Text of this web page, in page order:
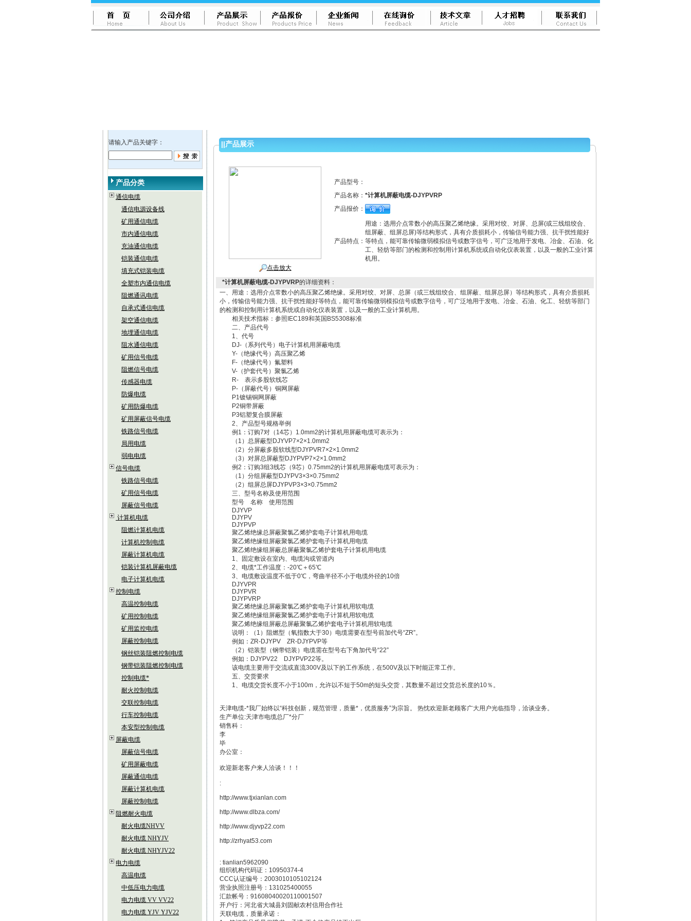
请输入产品关键字：
产品分类
通信电缆
通信电源设备线
矿用通信电缆
市内通信电缆
充油通信电缆
铠装通信电缆
填充式铠装电缆
全塑市内通信电缆
阻燃通讯电缆
自承式通信电缆
架空通信电缆
地埋通信电缆
阻水通信电缆
矿用信号电缆
阻燃信号电缆
传感器电缆
防爆电缆
矿用防爆电缆
矿用屏蔽信号电缆
铁路信号电缆
局用电缆
弱电电缆
信号电缆
铁路信号电缆
矿用信号电缆
屏蔽信号电缆
计算机电缆
阻燃计算机电缆
计算机控制电缆
屏蔽计算机电缆
铠装计算机屏蔽电缆
电子计算机电缆
控制电缆
高温控制电缆
矿用控制电缆
矿用监控电缆
屏蔽控制电缆
钢丝铠装阻燃控制电缆
钢带铠装阻燃控制电缆
控制电缆*
耐火控制电缆
交联控制电缆
行车控制电缆
本安型控制电缆
屏蔽电缆
屏蔽信号电缆
矿用屏蔽电缆
屏蔽通信电缆
屏蔽计算机电缆
屏蔽控制电缆
阻燃耐火电缆
耐火电缆NHVV
耐火电缆 NHYJV
耐火电缆 NHYJV22
电力电缆
高温电缆
中低压电力电缆
电力电缆 VV VV22
电力电缆 YJV YJV22
||产品展示
点击放大
产品型号：
产品名称： *计算机屏蔽电缆-DJYPVRP
产品报价：
产品特点：
用途：选用介点常数小的高压聚乙烯绝缘。采用对绞、对屏、总屏(或三线组绞合、
组屏蔽、组屏总屏)等结构形式，具有介质损耗小，传输信号能力强、抗干扰性能好
等特点，能可靠传输微弱模拟信号或数字信号，可广泛地用于发电、冶金、石油、化
工、轻纺等部门的检测和控制用计算机系统或自动化仪表装置，以及一般的工业计算
机用。
*计算机屏蔽电缆-DJYPVRP的详细资料：
一、用途：选用介点常数小的高压聚乙烯绝缘。采用对绞、对屏、总屏（或三线组绞合、组屏蔽、组屏总屏）等结构形式，具有介质损耗
小，传输信号能力强、抗干扰性能好等特点，能可靠传输微弱模拟信号或数字信号，可广泛地用于发电、冶金、石油、化工、轻纺等部门
的检测和控制用计算机系统或自动化仪表装置，以及一般的工业计算机用。
相关技术指标：参照IEC189和英国BS5308标准
二、产品代号
1、代号
DJ-（系列代号）电子计算机用屏蔽电缆
Y-（绝缘代号）高压聚乙烯
F-（绝缘代号）氟塑料
V-（护套代号）聚氯乙烯
R- 表示多股软线芯
P-（屏蔽代号）铜网屏蔽
P1镀锡铜网屏蔽
P2铜带屏蔽
P3铝塑复合膜屏蔽
2、产品型号规格举例
例1：订购7对（14芯）1.0mm2的计算机用屏蔽电缆可表示为：
（1）总屏蔽型DJYVP7×2×1.0mm2
（2）分屏蔽多股软线型DJYPVR7×2×1.0mm2
（3）对屏总屏蔽型DJYPVP7×2×1.0mm2
例2：订购3组3线芯（9芯）0.75mm2的计算机用屏蔽电缆可表示为：
（1）分组屏蔽型DJYPV3×3×0.75mm2
（2）组屏总屏DJYPVP3×3×0.75mm2
三、型号名称及使用范围
型号 名称 使用范围
DJYVP
DJYPV
DJYPVP
聚乙烯绝缘总屏蔽聚氯乙烯护套电子计算机用电缆
聚乙烯绝缘组屏蔽聚氯乙烯护套电子计算机用电缆
聚乙烯绝缘组屏蔽总屏蔽聚氯乙烯护套电子计算机用电缆
1、固定敷设在室内、电缆沟或管道内
2、电缆*工作温度：-20℃＋65℃
3、电缆敷设温度不低于0℃，弯曲半径不小于电缆外径的10倍
DJYVPR
DJYPVR
DJYPVRP
聚乙烯绝缘总屏蔽聚氯乙烯护套电子计算机用软电缆
聚乙烯绝缘组屏蔽聚氯乙烯护套电子计算机用软电缆
聚乙烯绝缘组屏蔽总屏蔽聚氯乙烯护套电子计算机用软电缆
说明：（1）阻燃型（氧指数大于30）电缆需要在型号前加代号“ZR”。
例如：ZR-DJYPV ZR-DJYPVP等
（2）铠装型（钢带铠装）电缆需在型号右下角加代号“22”
例如：DJYPV22 DJYPVP22等。
该电缆主要用于交流或直流300V及以下的工作系统，在500V及以下时能正常工作。
五、交货要求
1、电缆交货长度不小于100m，允许以不短于50m的短头交货，其数量不超过交货总长度的10％。
天津电缆-*我厂始终以“科技创新，规范管理，质量*，优质服务”为宗旨。 热忱欢迎新老顾客广大用户光临指导，洽谈业务。
生产单位:天津市电缆总厂*分厂
销售科：
李
毕
办公室：
欢迎新老客户来人洽谈！！！
:
http://www.tjxianlan.com
http://www.dlbza.com/
http://www.djyvp22.com
http://zrhyat53.com
: tianlian5962090
组织机构代码证：10950374-4
CCC认证编号：2003010105102124
营业执照注册号：131025400055
汇款帐号：91608040020110001507
开户行：河北省大城县刘固献农村信用合作社
天联电缆，质量承诺：